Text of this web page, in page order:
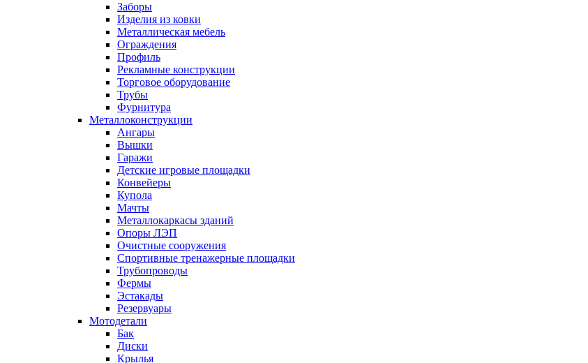
Заборы
Изделия из ковки
Металлическая мебель
Ограждения
Профиль
Рекламные конструкции
Торговое оборудование
Трубы
Фурнитура
Металлоконструкции
Ангары
Вышки
Гаражи
Детские игровые площадки
Конвейеры
Купола
Мачты
Металлокаркасы зданий
Опоры ЛЭП
Очистные сооружения
Спортивные тренажерные площадки
Трубопроводы
Фермы
Эстакады
Резервуары
Мотодетали
Бак
Диски
Крылья